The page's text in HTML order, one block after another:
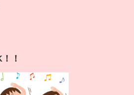
！